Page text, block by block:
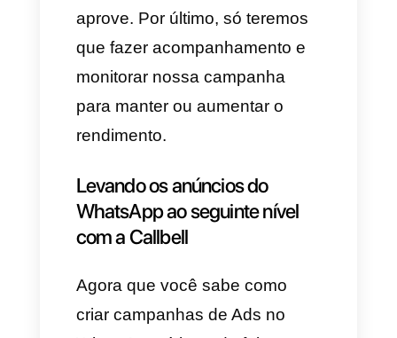
tipo de campanha que
queremos criar, nesse caso
vamos selecionar compromisso
como objetivo da campanha
2) Depois vamos ter que criar
um nome para essa campanha
e selecionar a categoria do
anúncio, se é categoria